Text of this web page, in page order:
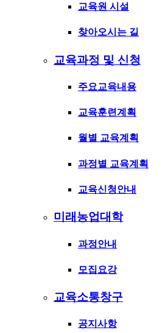
교육원 시설
찾아오시는 길
교육과정 및 신청
주요교육내용
교육훈련계획
월별 교육계획
과정별 교육계획
교육신청안내
미래농업대학
과정안내
모집요강
교육소통창구
공지사항